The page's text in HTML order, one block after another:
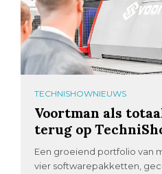
TECHNISHOWNIEUWS
Voortman als
terug op
Een groeiend portfolio van
vier softwarepakketten,